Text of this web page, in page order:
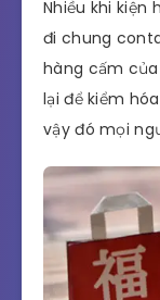
Nhiều khi kiện
đi chung
hàng cấm
lại để kiểm
vậy đó mọi